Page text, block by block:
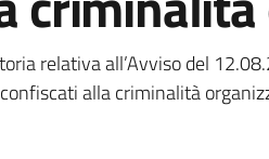
della
relativa all’Avviso del
alla criminalità